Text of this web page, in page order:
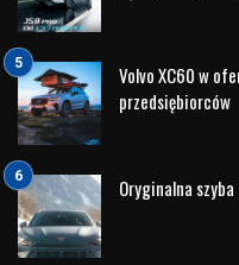
Jednak niniejszy tekst ma
stosowanych terminów
Performance, aby pomóc
ekscytujące funkcje
Części
Spojler
Splitter